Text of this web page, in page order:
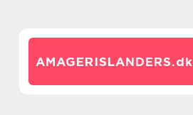
AMAGERISLANDERS.dk